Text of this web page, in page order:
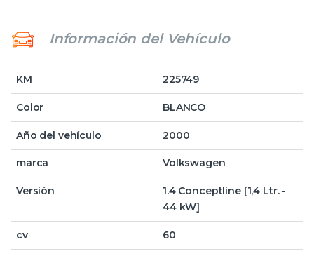
Información del Vehículo
KM 225749
Color BLANCO
Año del vehículo 2000
marca Volkswagen
Versión
1.4 Conceptline [1,4 Ltr. -
44 kW]
cv 60